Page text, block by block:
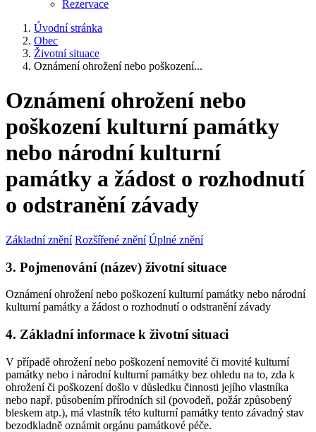
Rezervace
Úvodní stránka
Obec
Životní situace
Oznámení ohrožení nebo poškození...
Oznámení ohrožení nebo
poškození kulturní památky
nebo národní kulturní
památky a žádost o rozhodnutí
o odstranění závady
Základní znění Rozšířené znění Úplné znění
3. Pojmenování (název) životní situace
Oznámení ohrožení nebo poškození kulturní památky nebo národní
kulturní památky a žádost o rozhodnutí o odstranění závady
4. Základní informace k životní situaci
V případě ohrožení nebo poškození nemovité či movité kulturní
památky nebo i národní kulturní památky bez ohledu na to, zda k
ohrožení či poškození došlo v důsledku činnosti jejího vlastníka
nebo např. působením přírodních sil (povodeň, požár způsobený
bleskem atp.), má vlastník této kulturní památky tento závadný stav
bezodkladně oznámit orgánu památkové péče.